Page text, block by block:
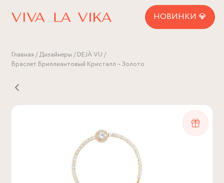
НОВИНКИ 💎
Главная Дизайнеры
DEJÀ VU
Браслет Бриллиантовый Кристалл – Золото